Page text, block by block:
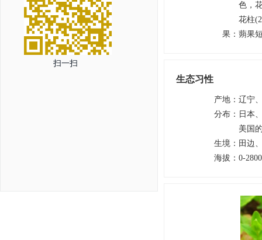
扫一扫
色，
花柱
果 ： 蒴果
生态习性
产地 ： 辽宁
分布 ： 日本
美国
生境 ： 田边
海拔 ： 0-